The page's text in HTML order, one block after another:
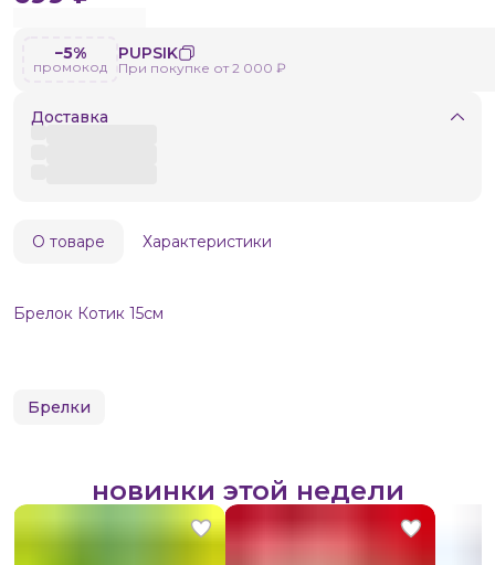
−5%
промокод
PUPSIK
При покупке от 2 000 ₽
Доставка
О товаре Характеристики
Брелок Котик 15см
Брелки
новинки этой недели